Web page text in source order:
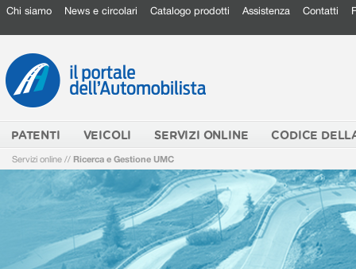
Chi siamo News e circolari Catalogo prodotti Assistenza Contatti
PATENTI VEICOLI SERVIZI ONLINE CODICE
Servizi online // Ricerca e Gestione UMC